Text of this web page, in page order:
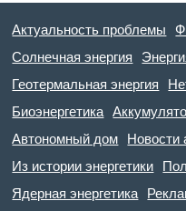
Актуальность проблемы
Солнечная энергия
Геотермальная энергия
Биоэнергетика
Автономный дом
Новости
Из истории энергетики
Ядерная энергетика